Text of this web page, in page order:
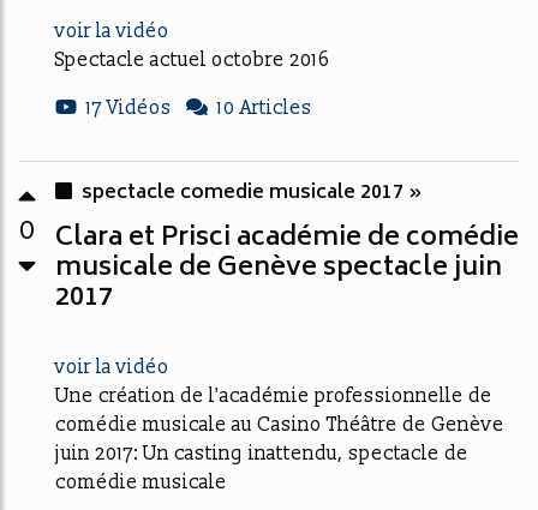
voir la vidéo
Spectacle actuel octobre 2016
17 Vidéos
10 Articles
0
spectacle comedie musicale 2017 »
Clara et Prisci académie de comédie
musicale de Genève spectacle juin
2017
voir la vidéo
Une création de l'académie professionnelle de
comédie musicale au Casino Théâtre de Genève
juin 2017: Un casting inattendu, spectacle de
comédie musicale